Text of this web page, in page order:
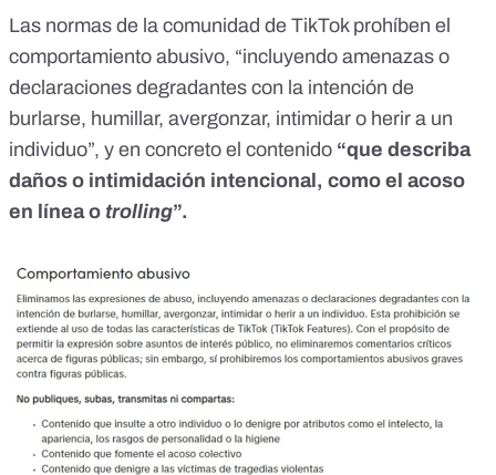
Las normas de la comunidad de TikTok prohíben el
comportamiento abusivo, “incluyendo amenazas o
declaraciones degradantes con la intención de
burlarse, humillar, avergonzar, intimidar o herir a un
individuo”, y en concreto el contenido “que describa
daños o intimidación intencional, como el acoso
en línea o trolling”.